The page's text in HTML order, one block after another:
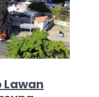
Lawan